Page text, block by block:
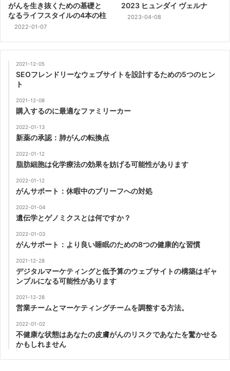
がんを生き抜くための基礎と
なるライフスタイルの4本の柱
2022-01-07
2023 ヒュンダイ ヴェルナ
2023-04-08
2021-12-05
SEOフレンドリーなウェブサイトを設計するための5つのヒン
ト
2021-12-08
購入するのに最適なファミリーカー
2022-01-13
新薬の承認：肺がんの転換点
2022-01-12
脂肪細胞は化学療法の効果を妨げる可能性があります
2022-01-12
がんサポート：休暇中のブリーフへの対処
2022-01-04
遺伝学とゲノミクスとは何ですか？
2022-01-03
がんサポート：より良い睡眠のための8つの健康的な習慣
2021-12-28
デジタルマーケティングと低予算のウェブサイトの構築はギャ
ンブルになる可能性があります
2021-12-28
営業チームとマーケティングチームを調整する方法。
2022-01-02
不健康な状態はあなたの皮膚がんのリスクであなたを驚かせる
かもしれません